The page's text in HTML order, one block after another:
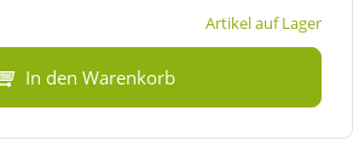
Artikel auf Lager
In den Warenkorb